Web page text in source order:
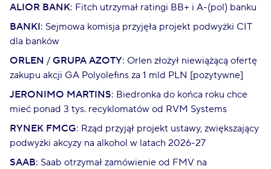
ALIOR BANK: Fitch utrzymał ratingi BB+ i A-(pol) banku
BANKI: Sejmowa komisja przyjęła projekt podwyżki CIT
dla banków
ORLEN / GRUPA AZOTY: Orlen złożył niewiążącą ofertę
zakupu akcji GA Polyolefins za 1 mld PLN [pozytywne]
JERONIMO MARTINS: Biedronka do końca roku chce
mieć ponad 3 tys. recyklomatów od RVM Systems
RYNEK FMCG: Rząd przyjął projekt ustawy, zwiększający
podwyżki akcyzy na alkohol w latach 2026-27
SAAB: Saab otrzymał zamówienie od FMV na